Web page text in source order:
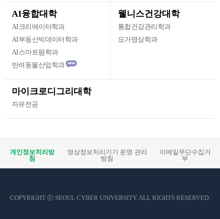
AI융합대학
AI크리에이터학과
AI부동산빅데이터학과
AI스마트팜학과
반려동물산업학과
웰니스건강대학
통합건강관리학과
요가명상학과
마이크로디그리대학
자유전공
개인정보처리방
침
영상정보처리기기 운영·관리
방침
이메일무단수집거
부
COPYRIGHT ⓒ SEOUL CYBER UNIVERSITY. ALL RIGHTS RESERVED.